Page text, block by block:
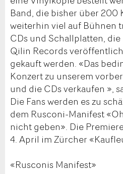
Band, die bisher über 200
weiterhin viel auf Bühnen
CDs und Schallplatten,
Qilin Records
gekauft werden. «Das
Konzert zu unserem
und die CDs verkaufen »,
Die Fans werden es zu
dem Rusconi-Manifest
nicht geben». Die
4. April im Zürcher
«Rusconis Manifest»